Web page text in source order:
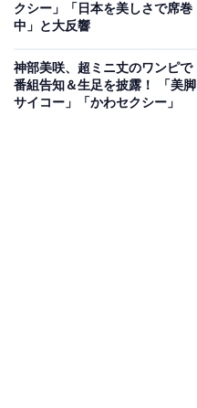
クシー」「日本を美しさで席巻
中」と大反響
神部美咲、超ミニ丈のワンピで
番組告知＆生足を披露！ 「美脚
サイコー」「かわセクシー」